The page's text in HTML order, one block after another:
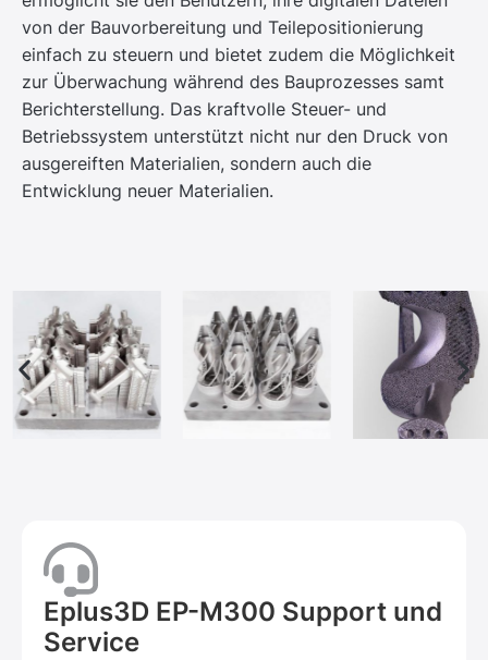
von der Bauvorbereitung und Teilepositionierung
einfach zu steuern und bietet zudem die Möglichkeit
zur Überwachung während des Bauprozesses samt
Berichterstellung. Das kraftvolle Steuer- und
Betriebssystem unterstützt nicht nur den Druck von
ausgereiften Materialien, sondern auch die
Entwicklung neuer Materialien.
Eplus3D EP-M300 Support und
Service